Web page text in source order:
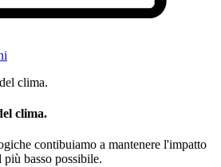
clima.
contibuiamo a mantenere l'impatto
basso possibile.